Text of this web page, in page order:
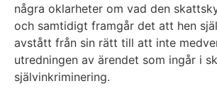
några oklarheter om vad den
och samtidigt framgår det att hen
avstått från sin rätt till att inte
utredningen av ärendet som ingår i
självinkriminering.